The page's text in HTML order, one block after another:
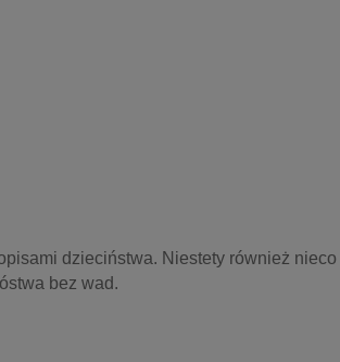
dzieciństwa. Niestety również nieco
bez wad.